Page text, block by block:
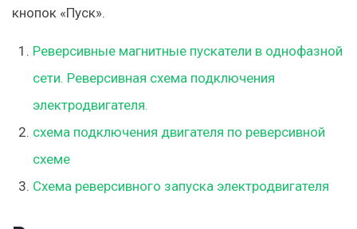
кнопок «Пуск».
Реверсивные магнитные пускатели в однофазной
сети. Реверсивная схема подключения
электродвигателя.
схема подключения двигателя по реверсивной
схеме
Схема реверсивного запуска электродвигателя